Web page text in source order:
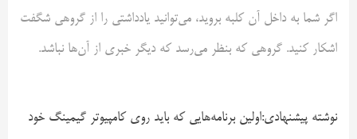
اگر شما به داخل آن کلبه بروید، می‌توانید یادداشتی را از گروهی شگفت
اشکار کنید. گروهی که بنظر می‌رسد که دیگر خبری از آن‌ها نباشد.
نوشته پیشنهادی:اولین برنامه‌هایی که باید روی کامپیوتر گیمینگ خود